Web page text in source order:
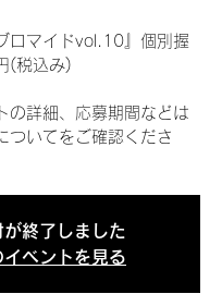
ロマイドvol.10』個別握
(税込み)
の詳細、応募期間などは
ついてをご確認くださ
が終了しました
イベントを見る